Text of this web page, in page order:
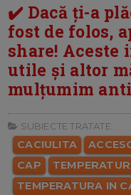
✔️ Dacă ți-a
fost de folos,
share!
utile și altor
mulțumim
SUBIECTE TRATATE:
CACIULITA
CAP
TEMPERATURA IN